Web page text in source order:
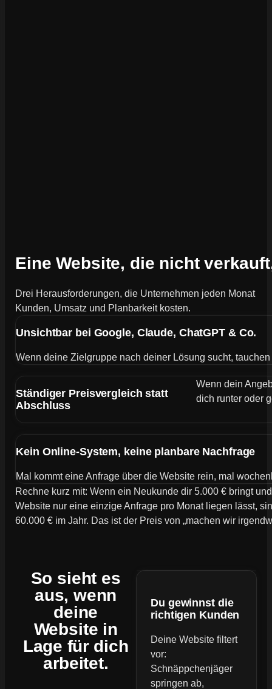
Eine Website, die nicht
Drei Herausforderungen, die Unternehmen jeden Monat
Kunden, Umsatz und Planbarkeit kosten.
Unsichtbar bei Google, Claude, ChatGPT & Co.
Wenn deine Zielgruppe nach deiner Lösung sucht,
Ständiger Preisvergleich statt
Abschluss
Wenn dein
dich runter oder
Kein Online-System, keine planbare Nachfrage
Mal kommt eine Anfrage über die Website rein, mal
Rechne kurz mit: Wenn ein Neukunde dir 5.000 € bringt
Website nur eine einzige Anfrage pro Monat liegen lässt,
60.000 € im Jahr. Das ist der Preis von „machen wir
So sieht es
aus, wenn
deine
Website in
Lage für dich
arbeitet.
Du gewinnst die
richtigen Kunden
Deine Website filtert
vor:
Schnäppchenjäger
springen ab,